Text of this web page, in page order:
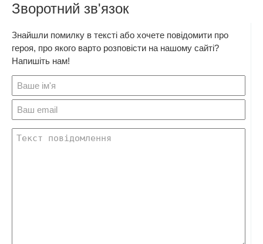
Зворотний зв'язок
Знайшли помилку в тексті або хочете повідомити про
героя, про якого варто розповісти на нашому сайті?
Напишіть нам!